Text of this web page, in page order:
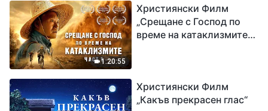
1:20:55
Християнски Филм
„Срещане с Господ по
време на катаклизмите“
Християнски Филм
„Какъв прекрасен глас“